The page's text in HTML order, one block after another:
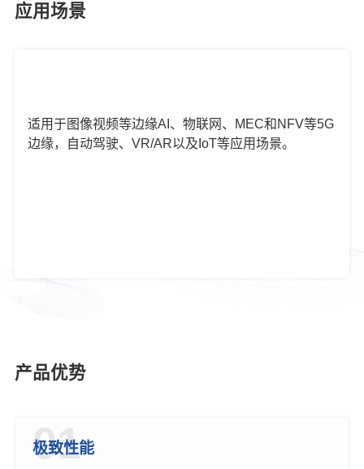
应用场景
适用于图像视频等边缘AI、物联网、MEC和NFV等5G
边缘，自动驾驶、VR/AR以及IoT等应用场景。
产品优势
01
极致性能